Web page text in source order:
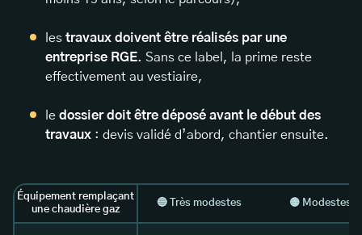
les travaux doivent être réalisés par une
entreprise RGE. Sans ce label, la prime reste
effectivement au vestiaire,
le dossier doit être déposé avant le début des
travaux : devis validé d’abord, chantier ensuite.
Équipement remplaçant
une chaudière gaz
🔵 Très modestes 🟡 Modestes